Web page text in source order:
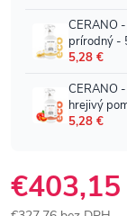
€403,15